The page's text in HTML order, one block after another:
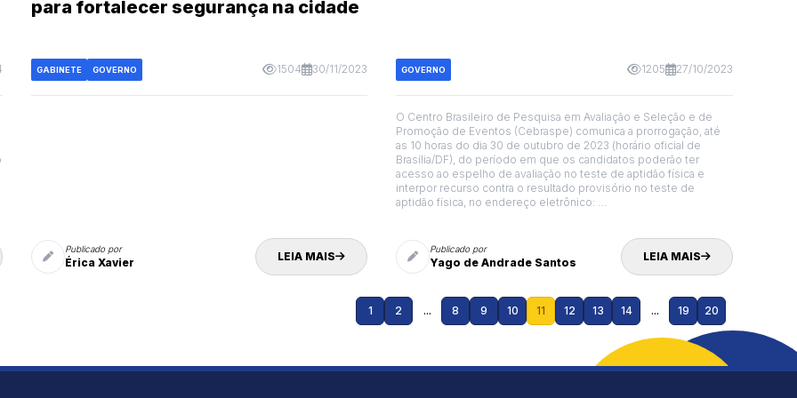
para fortalecer segurança na cidade
GABINETE GOVERNO 1504 30/11/2023
Publicado por
Érica Xavier LEIA MAIS
GOVERNO 1205 27/10/2023
O Centro Brasileiro de Pesquisa em Avaliação e Seleção e de
Promoção de Eventos (Cebraspe) comunica a prorrogação, até
as 10 horas do dia 30 de outubro de 2023 (horário oficial de
Brasília/DF), do período em que os candidatos poderão ter
acesso ao espelho de avaliação no teste de aptidão física e
interpor recurso contra o resultado provisório no teste de
aptidão física, no endereço eletrônico:
Publicado por
Yago de Andrade Santos LEIA MAIS
1 2 ... 8 9 10 11 12 13 14 ... 19 20